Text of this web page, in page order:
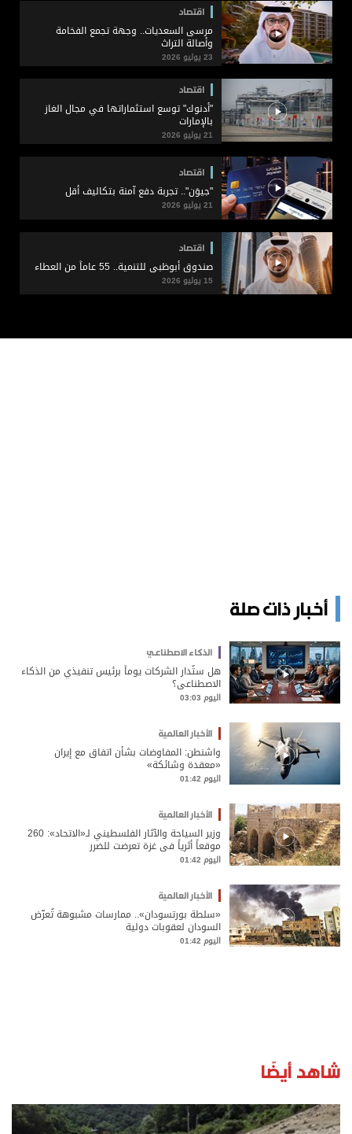
اقتصاد
مرسى السعديات.. وجهة تجمع الفخامة
وأصالة التراث
23 يوليو 2026
اقتصاد
"أدنوك" توسع استثماراتها في مجال الغاز
بالإمارات
21 يوليو 2026
اقتصاد
"جيوَن".. تجربة دفع آمنة بتكاليف أقل
21 يوليو 2026
اقتصاد
صندوق أبوظبي للتنمية.. 55 عاماً من العطاء
15 يوليو 2026
أخبار ذات صلة
الذكاء الاصطناعي
هل ستُدار الشركات يوماً برئيس تنفيذي من الذكاء
الاصطناعي؟
اليوم 03:03
الأخبار العالمية
واشنطن: المفاوضات بشأن اتفاق مع إيران
«معقدة وشائكة»
اليوم 01:42
الأخبار العالمية
وزير السياحة والآثار الفلسطيني لـ«الاتحاد»: 260
موقعاً أثرياً في غزة تعرضت للضرر
اليوم 01:42
الأخبار العالمية
«سلطة بورتسودان».. ممارسات مشبوهة تُعرّض
السودان لعقوبات دولية
اليوم 01:42
شاهد أيضًا